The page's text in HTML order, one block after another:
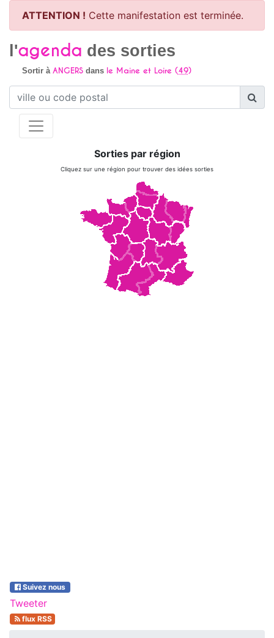
ATTENTION ! Cette manifestation est terminée.
l'agenda des sorties
Sortir à ANGERSdans le Maine et Loire (49)
Sorties par région
Cliquez sur une région pour trouver des idées sorties
Suivez nous
Tweeter
flux RSS